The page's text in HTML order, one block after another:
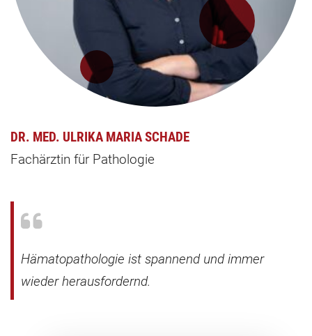
DR. MED. ULRIKA MARIA SCHADE
Fachärztin für Pathologie
Hämatopathologie ist spannend und immer
wieder herausfordernd.